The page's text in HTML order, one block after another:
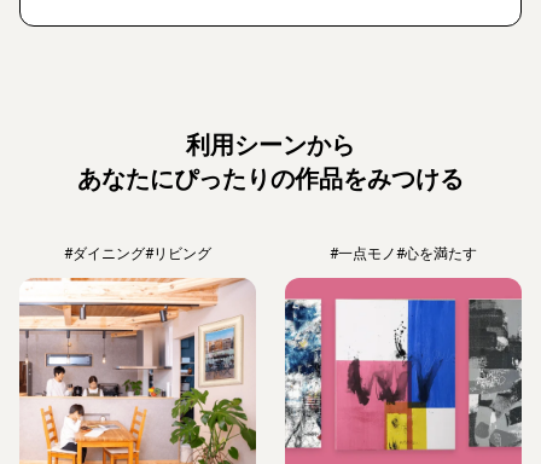
利用シーンから
あなたにぴったりの作品をみつける
#ダイニング#リビング #一点モノ#心を満たす